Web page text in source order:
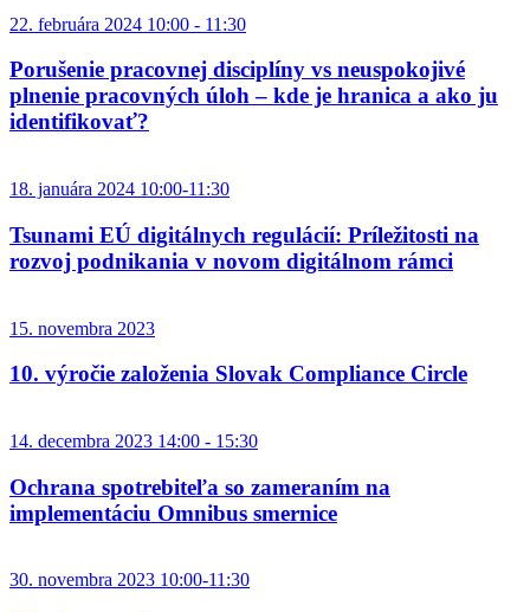
22. februára 2024 10:00 - 11:30
Porušenie pracovnej disciplíny vs neuspokojivé
plnenie pracovných úloh – kde je hranica a ako ju
identifikovať?
18. januára 2024 10:00-11:30
Tsunami EÚ digitálnych regulácií: Príležitosti na
rozvoj podnikania v novom digitálnom rámci
15. novembra 2023
10. výročie založenia Slovak Compliance Circle
14. decembra 2023 14:00 - 15:30
Ochrana spotrebiteľa so zameraním na
implementáciu Omnibus smernice
30. novembra 2023 10:00-11:30